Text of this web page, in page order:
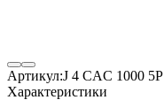
Артикул:J 4 CAC 1000 5P
Характеристики